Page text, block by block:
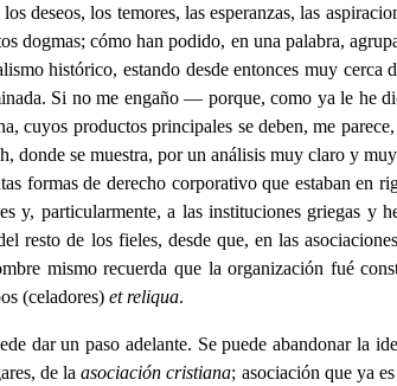
deseos, los temores, las esperanzas, las
dogmas; cómo han podido, en una palabra,
histórico, estando desde entonces muy
Si no me engaño — porque, como ya le he
cuyos productos principales se deben, me
donde se muestra, por un análisis muy claro y
formas de derecho corporativo que estaban en
y, particularmente, a las instituciones griegas y
resto de los fieles, desde que, en las
mismo recuerda que la organización fué
(celadores) et reliqua.
dar un paso adelante. Se puede abandonar la
de laasociación cristiana; asociación que ya